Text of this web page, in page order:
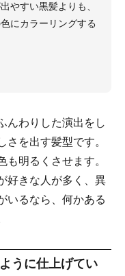
やすい黒髪よりも、
にカラーリングする
んわりした演出をし
を出す髪型です。
も明るくさせます。
好きな人が多く、異
いるなら、何かある
うに仕上げてい